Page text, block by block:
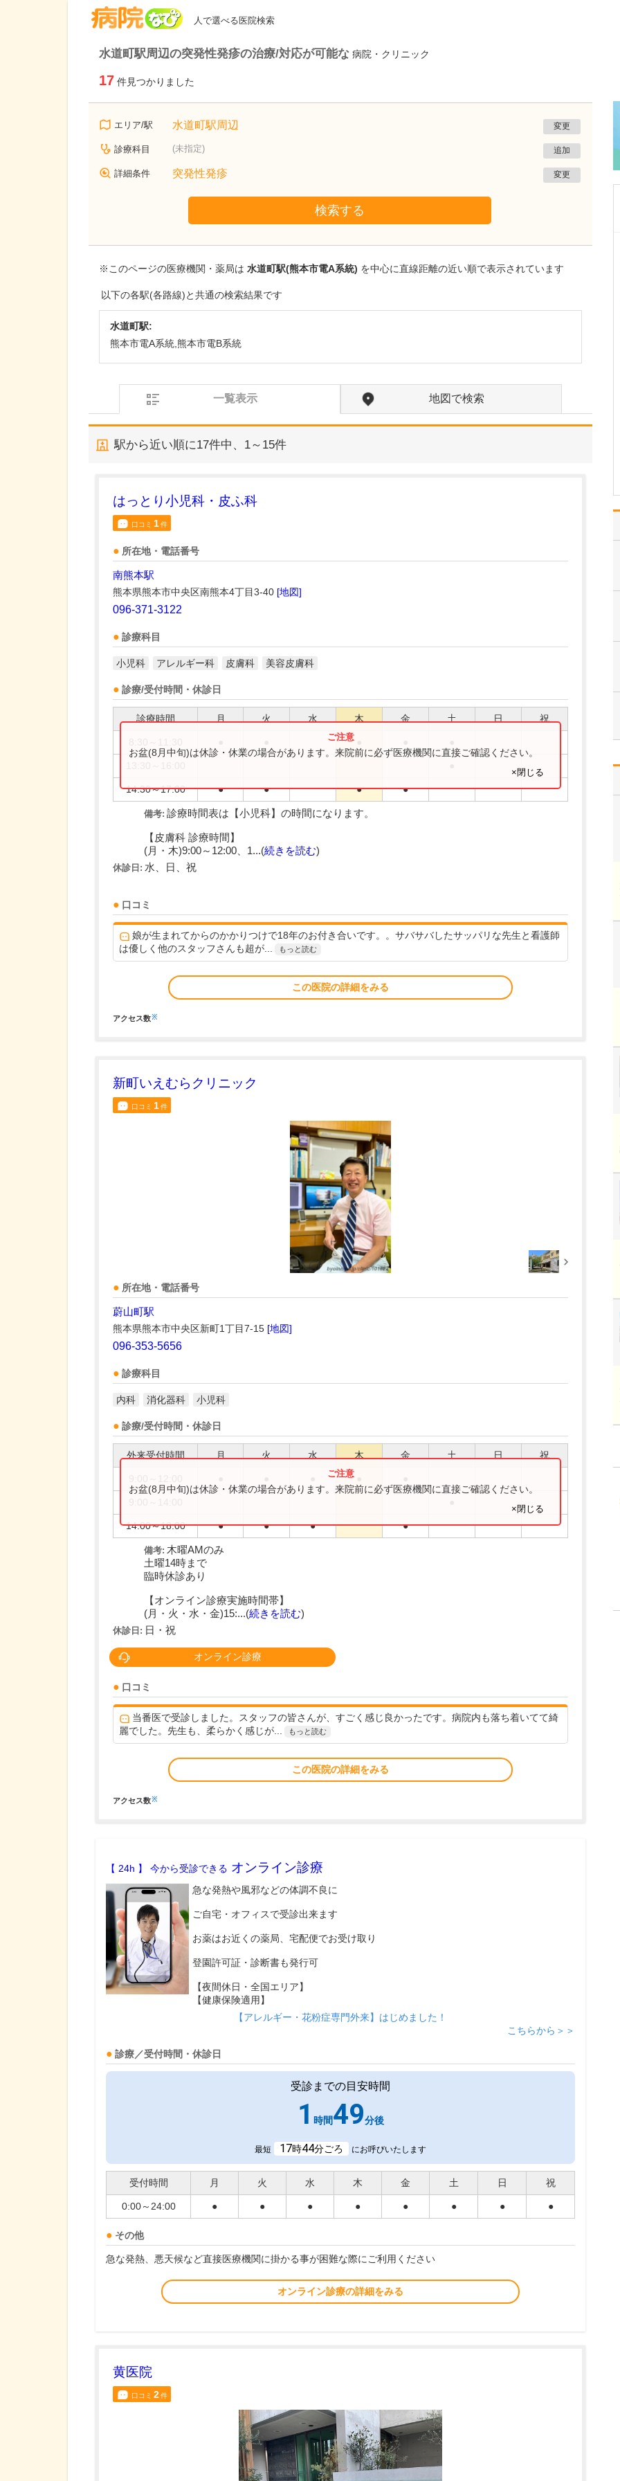
人で選べる医院検索
水道町駅周辺の突発性発疹の治療/対応が可能な 病院・クリニック
17 件見つかりました
エリア/駅 水道町駅周辺 変更
診療科目 (未指定) 追加
詳細条件 突発性発疹 変更
検索する
※このページの医療機関・薬局は 水道町駅(熊本市電A系統) を中心に直線距離の近い順で表示されています
以下の各駅(各路線)と共通の検索結果です
水道町駅:
熊本市電A系統,熊本市電B系統
一覧表示 地図で検索
駅から近い順に17件中、 1～15件
はっとり小児科・皮ふ科
口コミ 1件
所在地・電話番号
南熊本駅
熊本県熊本市中央区南熊本4丁目3-40 [地図]
096-371-3122
診療科目
小児科 アレルギー科 皮膚科 美容皮膚科
診療/受付時間・休診日
診療時間 月 火 水 木 金 土 日 祝
14:30～17:00 ● ● ● ●
お盆(8月中旬)は休診・休業の場合があります。来院前に必ず医療機関に直接ご確認ください。
×閉じる
備考: 診療時間表は【小児科】の時間になります。
【皮膚科 診療時間】
(月・木)9:00～12:00、1...(続きを読む)
休診日: 水、日、祝
口コミ
娘が生まれてからのかかりつけで18年のお付き合いです。。サバサバしたサッパリな先生と看護師
は優しく他のスタッフさんも超が...
もっと読む
この医院の詳細をみる
アクセス数※
新町いえむらクリニック
口コミ 1件
所在地・電話番号
蔚山町駅
熊本県熊本市中央区新町1丁目7-15 [地図]
096-353-5656
診療科目
内科 消化器科 小児科
診療/受付時間・休診日
外来受付時間 月 火 水 木 金 土 日 祝
14:00～18:00 ● ● ● ●
お盆(8月中旬)は休診・休業の場合があります。来院前に必ず医療機関に直接ご確認ください。
×閉じる
備考: 木曜AMのみ
土曜14時まで
臨時休診あり
【オンライン診療実施時間帯】
(月・火・水・金)15:...(続きを読む)
休診日: 日・祝
オンライン診療
口コミ
当番医で受診しました。スタッフの皆さんが、すごく感じ良かったです。病院内も落ち着いてて綺
麗でした。先生も、柔らかく感じが...
もっと読む
この医院の詳細をみる
アクセス数※
【 24h 】 今から受診できる オンライン診療
急な発熱や風邪などの体調不良に
ご自宅・オフィスで受診出来ます
お薬はお近くの薬局、宅配便でお受け取り
登園許可証・診断書も発行可
【夜間休日・全国エリア】
【健康保険適用】
【アレルギー・花粉症専門外来】はじめました！
こちらから＞＞
診療／受付時間・休診日
受診までの目安時間
1 時間49分後
最短 17時44分ごろ にお呼びいたします
受付時間 月 火 水 木 金 土 日 祝
0:00～24:00 ● ● ● ● ● ● ● ●
その他
急な発熱、悪天候など直接医療機関に掛かる事が困難な際にご利用ください
オンライン診療の詳細をみる
黄医院
口コミ 2件
岩手県盛岡市
松尾医院
薬を直接注射して痔核を
固め小さくするALTA療法
(内痔核硬化療法)など、
患者さんの状態やご…